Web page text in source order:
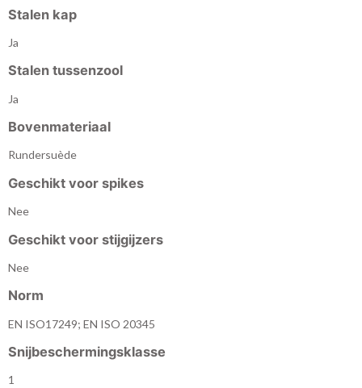
Stalen kap
Ja
Stalen tussenzool
Ja
Bovenmateriaal
Rundersuède
Geschikt voor spikes
Nee
Geschikt voor stijgijzers
Nee
Norm
EN ISO17249; EN ISO 20345
Snijbeschermingsklasse
1